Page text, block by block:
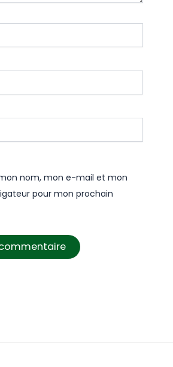
nom, mon e-mail et mon
pour mon prochain